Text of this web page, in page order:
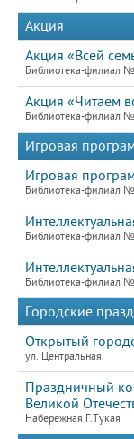
Акция
Акция «Всей
Библиотека-филиал
Акция «Читаем
Библиотека-филиал
Игровая
Игровая
Библиотека-филиал
Библиотека-филиал
Библиотека-филиал
Городские
Открытый
ул. Центральная
Праздничный
Великой
Набережная Г.Тукая